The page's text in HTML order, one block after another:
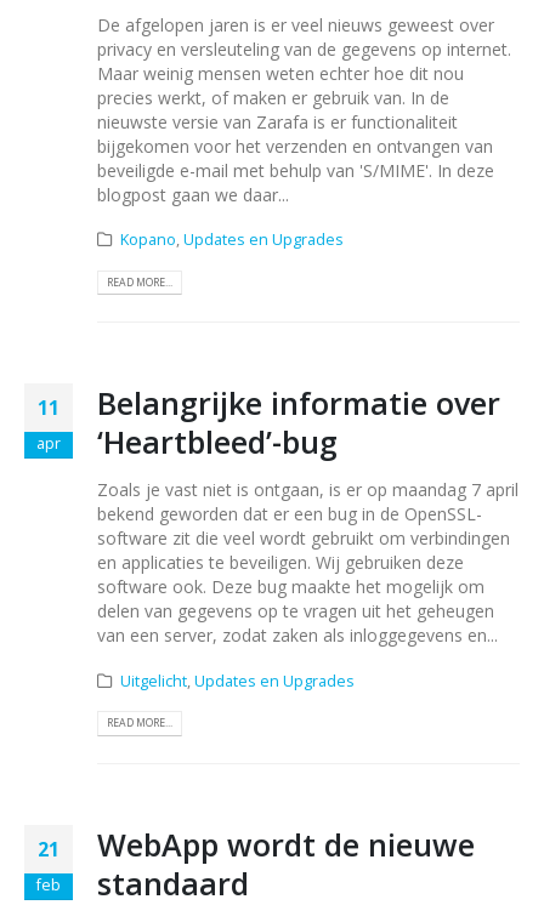
De afgelopen jaren is er veel nieuws geweest over
privacy en versleuteling van de gegevens op internet.
Maar weinig mensen weten echter hoe dit nou
precies werkt, of maken er gebruik van. In de
nieuwste versie van Zarafa is er functionaliteit
bijgekomen voor het verzenden en ontvangen van
beveiligde e-mail met behulp van 'S/MIME'. In deze
blogpost gaan we daar...
Kopano,Updates en Upgrades
READ MORE...
11
apr
Belangrijke informatie over
‘Heartbleed’-bug
Zoals je vast niet is ontgaan, is er op maandag 7 april
bekend geworden dat er een bug in de OpenSSL-
software zit die veel wordt gebruikt om verbindingen
en applicaties te beveiligen. Wij gebruiken deze
software ook. Deze bug maakte het mogelijk om
delen van gegevens op te vragen uit het geheugen
van een server, zodat zaken als inloggegevens en...
Uitgelicht,Updates en Upgrades
READ MORE...
21
feb
WebApp wordt de nieuwe
standaard